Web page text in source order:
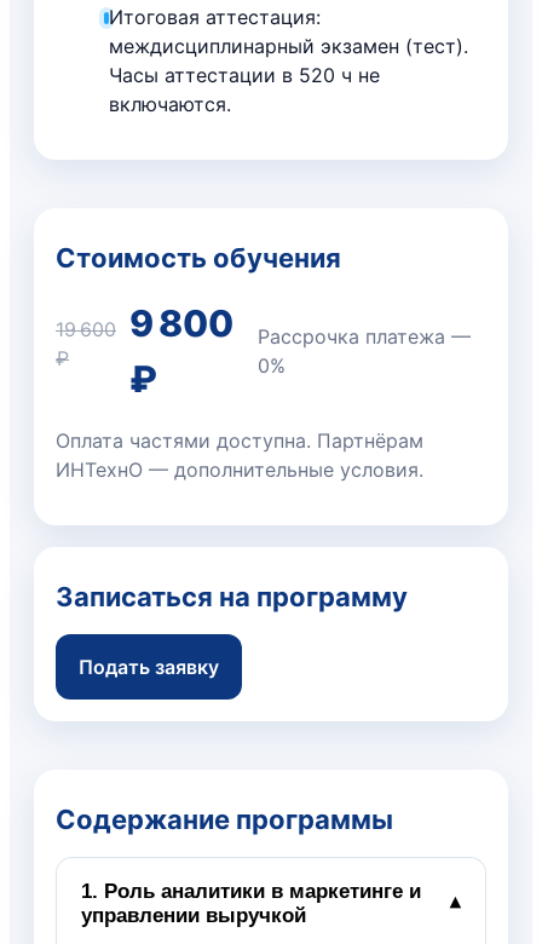
Итоговая аттестация:
междисциплинарный экзамен (тест).
Часы аттестации в 520 ч не
включаются.
Стоимость обучения
19 600
₽
9 800
₽
Рассрочка платежа —
0%
Оплата частями доступна. Партнёрам
ИНТехнО — дополнительные условия.
Записаться на программу
Подать заявку
Содержание программы
1. Роль аналитики в маркетинге и
управлении выручкой
▾